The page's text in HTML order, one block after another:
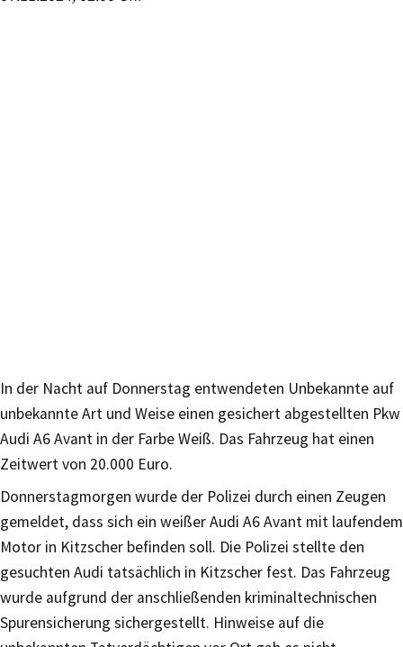
In der Nacht auf Donnerstag entwendeten Unbekannte auf
unbekannte Art und Weise einen gesichert abgestellten Pkw
Audi A6 Avant in der Farbe Weiß. Das Fahrzeug hat einen
Zeitwert von 20.000 Euro.
Donnerstagmorgen wurde der Polizei durch einen Zeugen
gemeldet, dass sich ein weißer Audi A6 Avant mit laufendem
Motor in Kitzscher befinden soll. Die Polizei stellte den
gesuchten Audi tatsächlich in Kitzscher fest. Das Fahrzeug
wurde aufgrund der anschließenden kriminaltechnischen
Spurensicherung sichergestellt. Hinweise auf die